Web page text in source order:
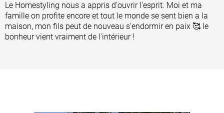
Le Homestyling nous a appris d'ouvrir l'esprit. Moi et ma
famille on profite encore et tout le monde se sent bien a la
maison, mon fils peut de nouveau s'endormir en paix 🥰 le
bonheur vient vraiment de l'intérieur !